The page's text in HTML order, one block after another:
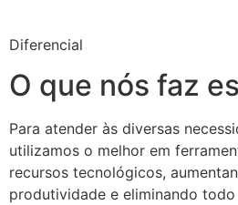
Diferencial
O que nós faz
Para atender às diversas
utilizamos o melhor em
recursos tecnológicos,
produtividade e eliminando